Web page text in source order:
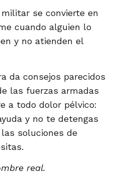
se convierte en
cuando alguien lo
y no atienden el
da consejos parecidos
las fuerzas armadas
a todo dolor pélvico:
y no te detengas
soluciones de
real.